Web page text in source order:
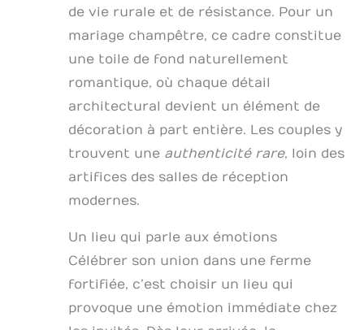
de vie rurale et de résistance. Pour un
mariage champêtre, ce cadre constitue
une toile de fond naturellement
romantique, où chaque détail
architectural devient un élément de
décoration à part entière. Les couples y
trouvent une authenticité rare, loin des
artifices des salles de réception
modernes.
Un lieu qui parle aux émotions
Célébrer son union dans une ferme
fortifiée, c’est choisir un lieu qui
provoque une émotion immédiate chez